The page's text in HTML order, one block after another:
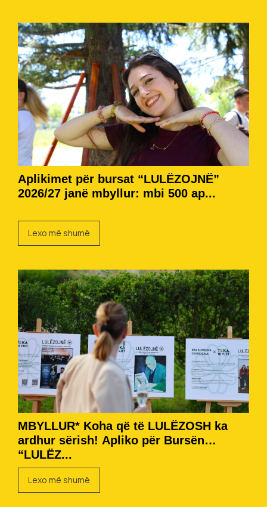
Aplikimet për bursat “LULËZOJNË”
2026/27 janë mbyllur: mbi 500 ap...
Lexo më shumë
MBYLLUR* Koha që të LULËZOSH ka
ardhur sërish! Apliko për Bursën
“LULËZ...
Lexo më shumë